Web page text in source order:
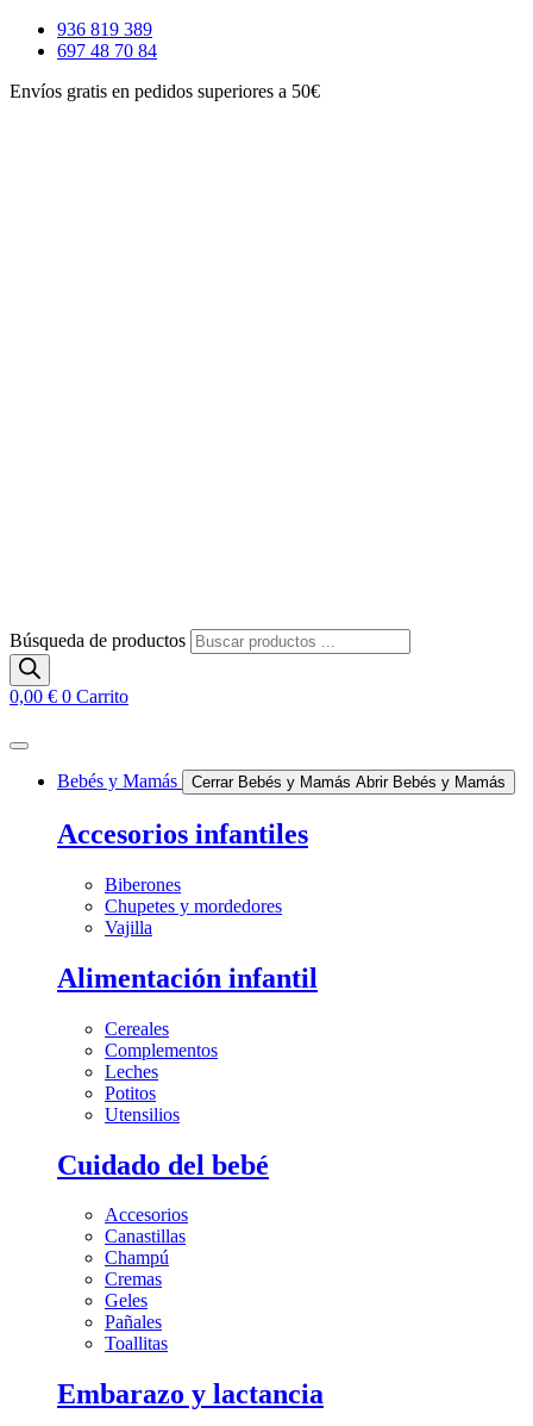
936 819 389
697 48 70 84
Envíos gratis en pedidos superiores a 50€
Búsqueda de productos
0,00 € 0 Carrito
Bebés y Mamás Cerrar Bebés y Mamás Abrir Bebés y Mamás
Accesorios infantiles
Biberones
Chupetes y mordedores
Vajilla
Alimentación infantil
Cereales
Complementos
Leches
Potitos
Utensilios
Cuidado del bebé
Accesorios
Canastillas
Champú
Cremas
Geles
Pañales
Toallitas
Embarazo y lactancia